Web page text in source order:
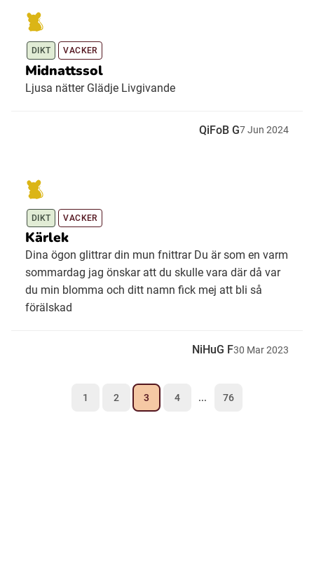
DIKT VACKER
Midnattssol
Ljusa nätter Glädje Livgivande
QiFoB G7Jun 2024
DIKT VACKER
Kärlek
Dina ögon glittrar din mun fnittrar Du är som en varm
sommardag jag önskar att du skulle vara där då var
du min blomma och ditt namn fick mej att bli så
förälskad
NiHuG F30 Mar2023
1 2 3 4 ... 76